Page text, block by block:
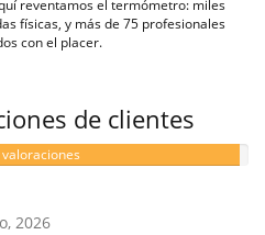
reventamos el termómetro: miles
físicas, y más de 75 profesionales
con el placer.
de clientes
2026